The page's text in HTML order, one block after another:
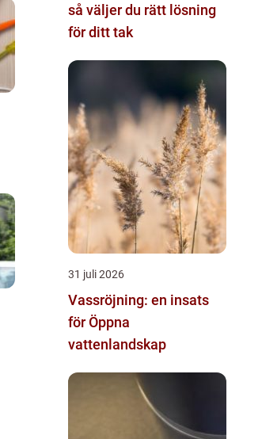
så väljer du rätt lösning
för ditt tak
31 juli 2026
Vassröjning: en insats
för Öppna
vattenlandskap